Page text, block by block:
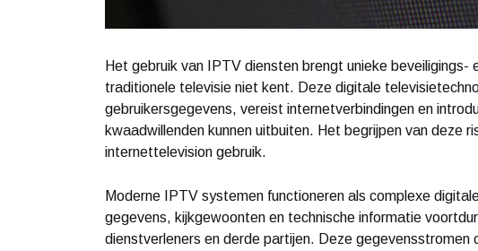
Het gebruik van IPTV diensten brengt unieke beveiligings-
traditionele televisie niet kent. Deze digitale
gebruikersgegevens, vereist internetverbindingen en
kwaadwillenden kunnen uitbuiten. Het begrijpen van deze
internettelevision gebruik.
Moderne IPTV systemen functioneren als complexe
gegevens, kijkgewoonten en technische informatie
dienstverleners en derde partijen. Deze